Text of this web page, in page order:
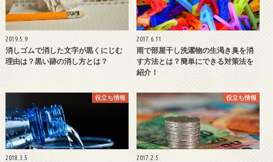
2019.5.9
消しゴムで消した文字が黒くにじむ
理由は？黒い跡の消し方とは？
2017.6.11
雨で部屋干し洗濯物の生渇き臭を消
す方法とは？簡単にできる対策法を
紹介！
役立ち情報
2018.3.5
役立ち情報
2017.2.5